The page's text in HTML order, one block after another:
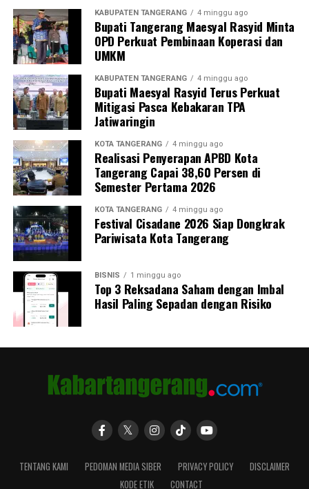
KABUPATEN TANGERANG 4 minggu ago
Bupati Tangerang Maesyal Rasyid Minta
OPD Perkuat Pembinaan Koperasi dan
UMKM
KABUPATEN TANGERANG 4 minggu ago
Bupati Maesyal Rasyid Terus Perkuat
Mitigasi Pasca Kebakaran TPA
Jatiwaringin
KOTA TANGERANG 4 minggu ago
Realisasi Penyerapan APBD Kota
Tangerang Capai 38,60 Persen di
Semester Pertama 2026
KOTA TANGERANG 4 minggu ago
Festival Cisadane 2026 Siap Dongkrak
Pariwisata Kota Tangerang
BISNIS 1 minggu ago
Top 3 Reksadana Saham dengan Imbal
Hasil Paling Sepadan dengan Risiko
TENTANG KAMI PEDOMAN MEDIA SIBER PRIVACY POLICY
DISCLAIMER
KODE ETIK
CONTACT